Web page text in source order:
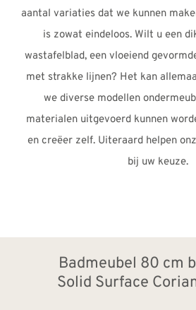
aantal variaties dat we kunnen
is zowat eindeloos. Wilt u een
wastafelblad, een vloeiend
met strakke lijnen? Het kan
we diverse modellen
materialen uitgevoerd kunnen
en creëer zelf. Uiteraard helpen
bij uw keuze.
Badmeubel 80 cm
Solid Surface